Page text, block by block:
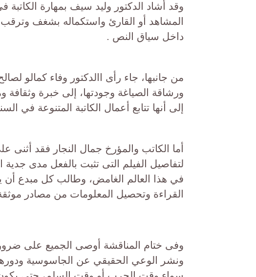
وقد أشاد الدكتور وليد سيف بمهارة
المشاهد أو القارئ واستكماله بشغف
داخل سياق النص .
من جانبها، جاء رأى االدكتور وفاء كمالو
ورشاقة الصياغة وجودتها، إلى خبرة وثقافة
إلى أنها تتابع أعمال الكاتبة المتنوعة في
أما الكاتب والمؤرخ جمال النجار فقد
لتفاصيل الفيلم التى تثبت بالفعل مدى
في هذا العالم الغامض، وطالب كل مبدع أن
القراءة وتحصيل المعلومات من مصادر
وفى ختام المناقشة أوصى الجميع على
ونشر الوعي الحقيقي عن الجاسوسية